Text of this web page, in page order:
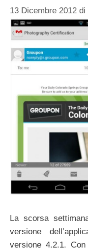
13 Dicembre 2012 di
La scorsa
versione
versione 4.2.1. Con